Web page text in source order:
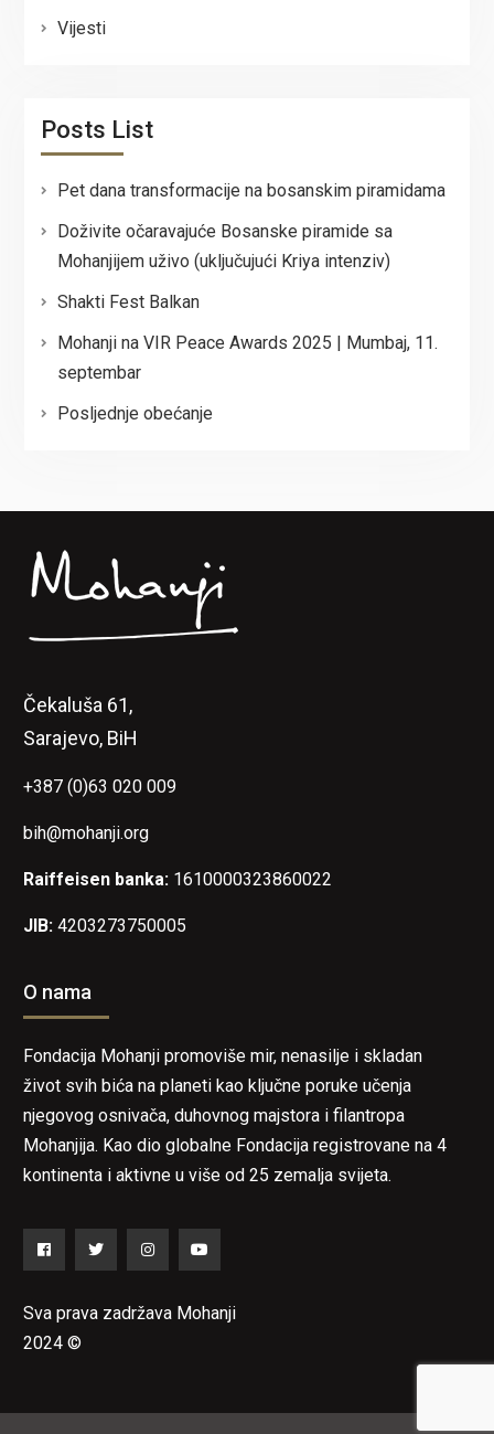
Vijesti
Posts List
Pet dana transformacije na bosanskim piramidama
Doživite očaravajuće Bosanske piramide sa
Mohanjijem uživo (uključujući Kriya intenziv)
Shakti Fest Balkan
Mohanji na VIR Peace Awards 2025 | Mumbaj, 11.
septembar
Posljednje obećanje
Čekaluša 61,
Sarajevo, BiH
+387 (0)63 020 009
bih@mohanji.org
Raiffeisen banka: 1610000323860022
JIB: 4203273750005
O nama
Fondacija Mohanji promoviše mir, nenasilje i skladan
život svih bića na planeti kao ključne poruke učenja
njegovog osnivača, duhovnog majstora i filantropa
Mohanjija. Kao dio globalne Fondacija registrovane na 4
kontinenta i aktivne u više od 25 zemalja svijeta.
Sva prava zadržava Mohanji
2024 ©